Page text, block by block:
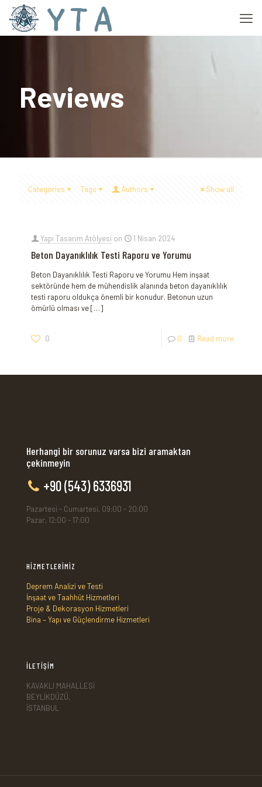
Reviews
Categories Tags Authors Show all
Yapı Tasarım Atölyesi on 1 Nisan 2024
Beton Dayanıklılık Testi Raporu ve Yorumu
Beton Dayanıklılık Testi Raporu ve Yorumu Hem inşaat
sektöründe hem de mühendislik alanında beton dayanıklılık
testi raporu oldukça önemli bir konudur. Betonun uzun
ömürlü olması ve[…]
0 0 Read more
Herhangi bir sorunuz varsa bizi aramaktan
çekinmeyin
+90 (543) 6336931
Pazartesi - Cumartesi, 09:00 - 20:00
Pazar, 12:00 - 17:00
HİZMETLERİMİZ
Deprem Analizi ve Testi
İnşaat ve Taahhüt Hizmetleri
Proje & Dekorasyon Hizmetleri
Bina – Yapı ve Güçlendirme Hizmetleri
İLETİŞİM
KAVAKLI MAHALLESİ
BEYLİKDÜZÜ,
İSTANBUL